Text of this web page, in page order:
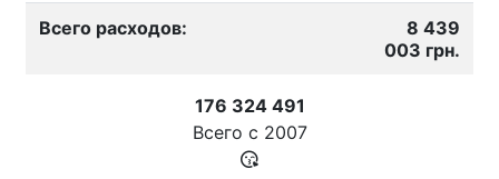
Всего расходов:
8 439
003 грн.
176 324 491
Всего с 2007